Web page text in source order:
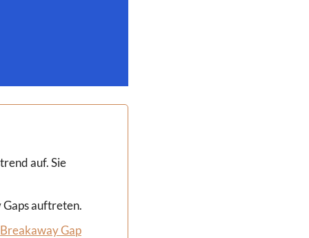
auf. Sie
auftreten.
Breakaway Gap